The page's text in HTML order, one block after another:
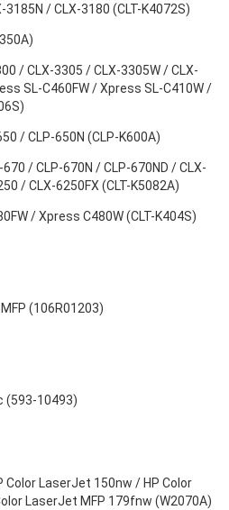
3185N / CLX-3180 (CLT-K4072S)
/ CLX-3305 / CLX-3305W / CLX-
SL-C460FW / Xpress SL-C410W /
/ CLP-650N (CLP-K600A)
/ CLP-670N / CLP-670ND / CLX-
/ CLX-6250FX (CLT-K5082A)
/ Xpress C480W (CLT-K404S)
(106R01203)
(593-10493)
Color LaserJet 150nw / HP Color
LaserJet MFP 179fnw (W2070A)